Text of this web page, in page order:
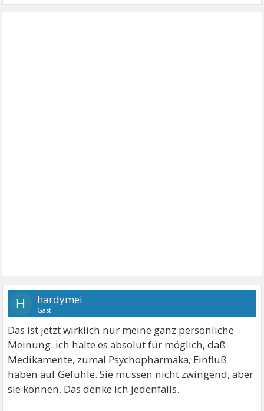
H hardymei
Gast
Das ist jetzt wirklich nur meine ganz persönliche
Meinung: ich halte es absolut für möglich, daß
Medikamente, zumal Psychopharmaka, Einfluß
haben auf Gefühle. Sie müssen nicht zwingend, aber
sie können. Das denke ich jedenfalls.